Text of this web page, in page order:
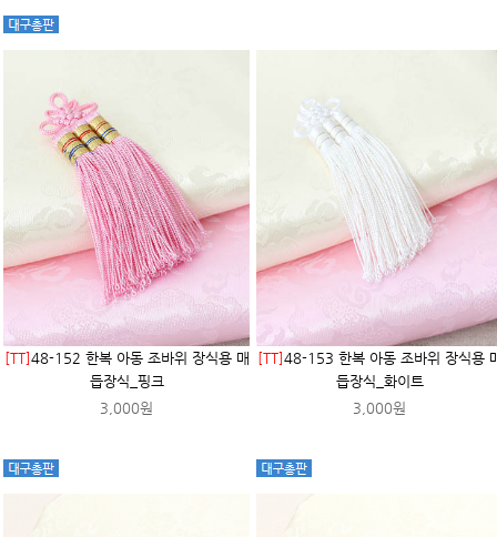
[TT]48-152 한복 아동 조바위 장식용 매
듭장식_핑크
3,000원
[TT]48-153 한복 아동 조바위 장식용
듭장식_화이트
3,000원